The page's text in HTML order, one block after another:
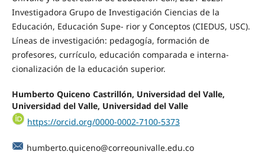
Investigadora Grupo de Investigación Ciencias de la
Educación, Educación Supe- rior y Conceptos (CIEDUS, USC).
Líneas de investigación: pedagogía, formación de
profesores, currículo, educación comparada e interna-
cionalización de la educación superior.
Humberto Quiceno Castrillón, Universidad del Valle,
Universidad del Valle, Universidad del Valle
https://orcid.org/0000-0002-7100-5373
humberto.quiceno@correounivalle.edu.co